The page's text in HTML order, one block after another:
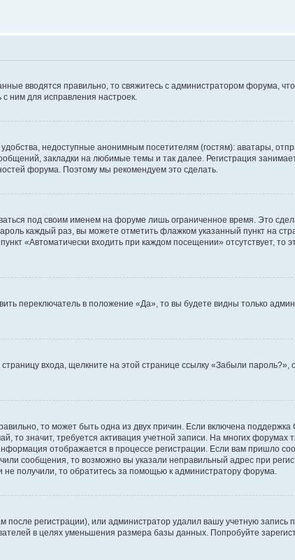
вводятся правильно, то свяжитесь с администратором форума,
ним для исправления настроек.
недоступные анонимным посетителям (гостям): аватары,
закладки на любимые темы и так далее. Регистрация занимает
форума. Поэтому мы рекомендуем это сделать.
под своим именем на форуме лишь ограниченное время. Это
каждый раз, вы можете отметить флажком указанный пункт на
«Автоматически входить при каждом посещении» отсутствует, то
переключатель в положение «Да», то вы будете видны только
входа, щелкните на этой странице ссылку «Забыли
то может быть одна из двух причин. Если включена поддержка
то значит, требуется активация учетной записи. На многих форумах
отображается в процессе регистрации. Если вам пришло
сообщения, то возможно вы указали неправильный адрес при
получили, то обратитесь за помощью к администратору форума.
регистрации), или администратор удалил вашу учетную запись
в целях уменьшения размера базы данных. Попробуйте